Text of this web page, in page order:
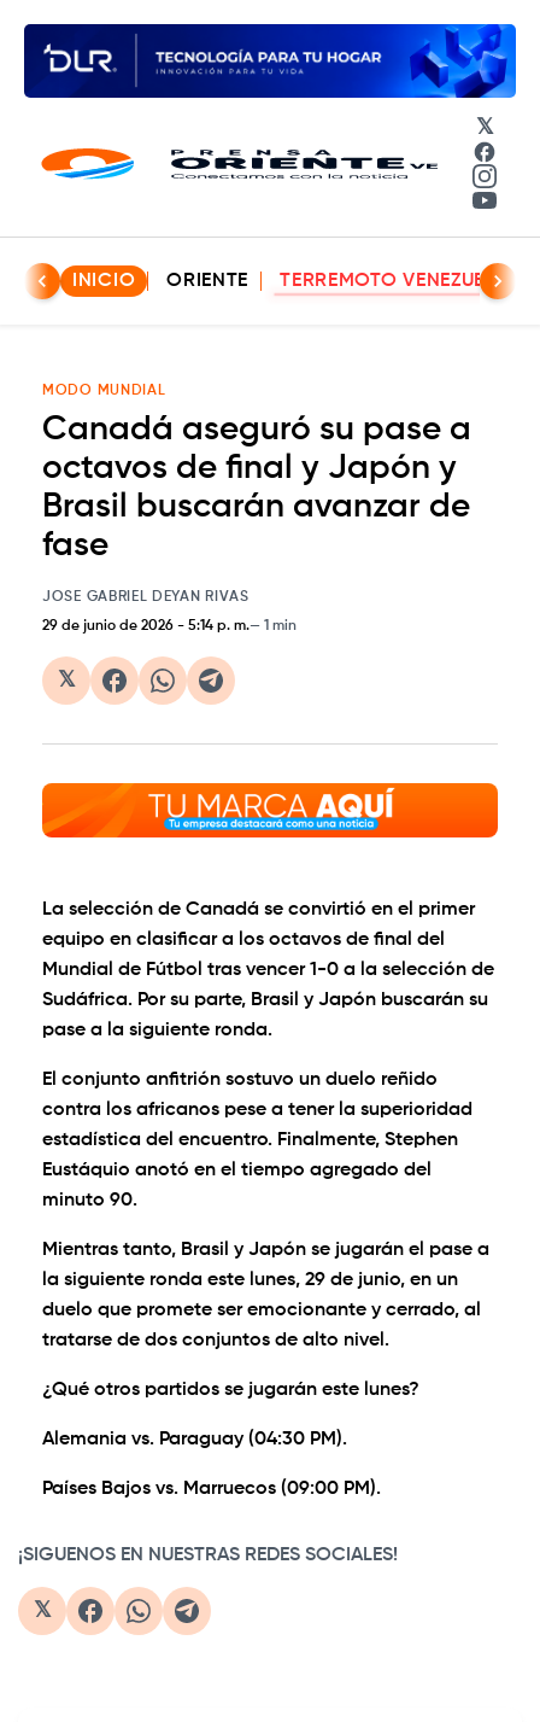
𝕏
INICIO ORIENTE TERREMOTO VENEZUELA
MODO MUNDIAL
Canadá aseguró su pase a
octavos de final y Japón y
Brasil buscarán avanzar de
fase
JOSE GABRIEL DEYAN RIVAS
29 de junio de 2026 - 5:14 p. m. 1 min
𝕏
La selección de Canadá se convirtió en el primer
equipo en clasificar a los octavos de final del
Mundial de Fútbol tras vencer 1-0 a la selección de
Sudáfrica. Por su parte, Brasil y Japón buscarán su
pase a la siguiente ronda.
El conjunto anfitrión sostuvo un duelo reñido
contra los africanos pese a tener la superioridad
estadística del encuentro. Finalmente, Stephen
Eustáquio anotó en el tiempo agregado del
minuto 90.
Mientras tanto, Brasil y Japón se jugarán el pase a
la siguiente ronda este lunes, 29 de junio, en un
duelo que promete ser emocionante y cerrado, al
tratarse de dos conjuntos de alto nivel.
¿Qué otros partidos se jugarán este lunes?
Alemania vs. Paraguay (04:30 PM).
Países Bajos vs. Marruecos (09:00 PM).
¡SIGUENOS EN NUESTRAS REDES SOCIALES!
𝕏